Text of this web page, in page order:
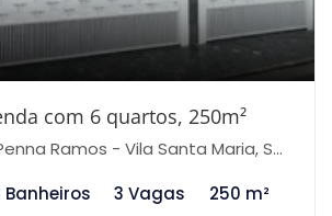
com 6 quartos, 250m²
Ramos - Vila Santa Maria, São Paulo-SP
Banheiros 3 Vagas 250 m²